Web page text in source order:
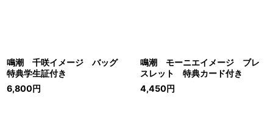
鳴潮 千咲イメージ バッグ
特典学生証付き
6,800円
鳴潮 モーニエイメージ ブレ
スレット 特典カード付き
4,450円